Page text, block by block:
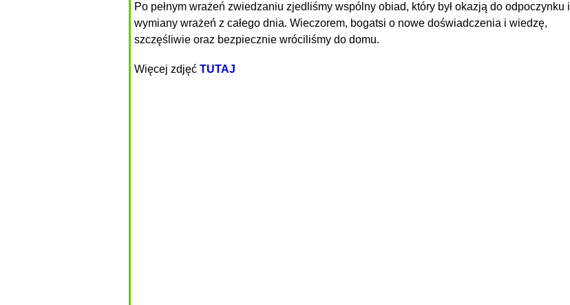
Po pełnym wrażeń zwiedzaniu zjedliśmy wspólny obiad, który był okazją do odpoczynku i
wymiany wrażeń z całego dnia. Wieczorem, bogatsi o nowe doświadczenia i wiedzę,
szczęśliwie oraz bezpiecznie wróciliśmy do domu.
Więcej zdjęć TUTAJ